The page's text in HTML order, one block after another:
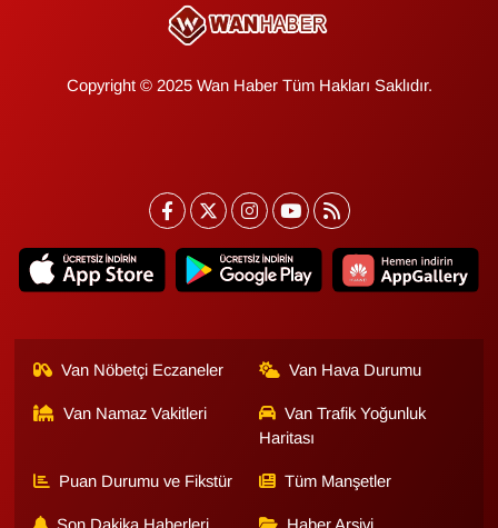
Copyright © 2025 Wan Haber Tüm Hakları Saklıdır.
Van Nöbetçi Eczaneler Van Hava Durumu
Van Namaz Vakitleri
Van Trafik Yoğunluk
Haritası
Puan Durumu ve Fikstür Tüm Manşetler